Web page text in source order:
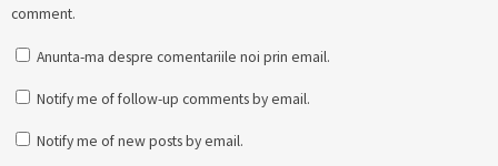
comment.
Anunta-ma despre comentariile noi prin email.
Notify me of follow-up comments by email.
Notify me of new posts by email.